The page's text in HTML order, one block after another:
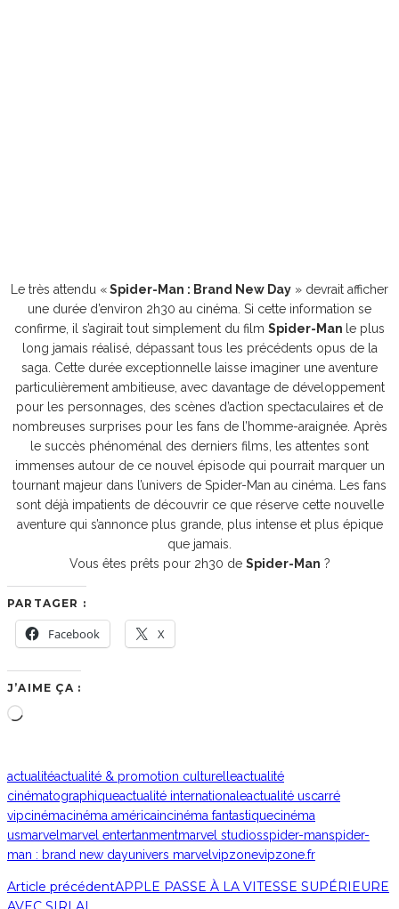
Le très attendu «Spider-Man : Brand New Day » devrait afficher
une durée d’environ 2h30 au cinéma. Si cette information se
confirme, il s’agirait tout simplement du film Spider-Man le plus
long jamais réalisé, dépassant tous les précédents opus de la
saga. Cette durée exceptionnelle laisse imaginer une aventure
particulièrement ambitieuse, avec davantage de développement
pour les personnages, des scènes d’action spectaculaires et de
nombreuses surprises pour les fans de l’homme-araignée. Après
le succès phénoménal des derniers films, les attentes sont
immenses autour de ce nouvel épisode qui pourrait marquer un
tournant majeur dans l’univers de Spider-Man au cinéma. Les fans
sont déjà impatients de découvrir ce que réserve cette nouvelle
aventure qui s’annonce plus grande, plus intense et plus épique
que jamais.
Vous êtes prêts pour 2h30 de Spider-Man ?
PARTAGER :
Facebook X
J’AIME ÇA :
Chargement…
actualitéactualité & promotion culturelleactualité
cinématographiqueactualité internationaleactualité uscarré
vipcinémacinéma américaincinéma fantastiquecinéma
usmarvel marvel entertanmentmarvel studiosspider-manspider-
man : brand new dayunivers marvel vipzonevipzone.fr
Article précédentAPPLE PASSE À LA VITESSE SUPÉRIEURE